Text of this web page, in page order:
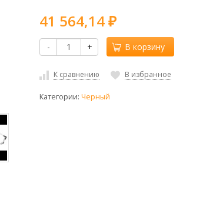
41 564,14 ₽
- + В корзину
К сравнению В избранное
Категории: Черный